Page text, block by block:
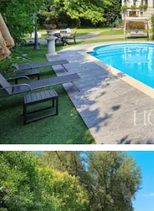
Denne fantastiske
syntesen avtradisjon
sine sjenerøse rom,
svømmebasseng og
bolig som passer for
hjemi utkanten av
både som hovedbolig
hjertet av Lombardia.